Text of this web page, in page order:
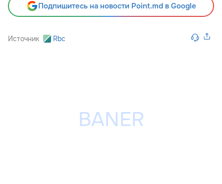
Подпишитесь на новости Point.md в Google
Источник Rbc